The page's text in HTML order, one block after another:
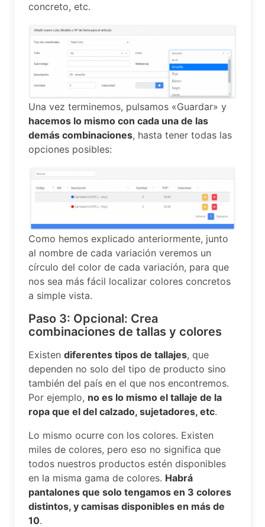
concreto, etc.
Una vez terminemos, pulsamos «Guardar» y
hacemos lo mismo con cada una de las
demás combinaciones, hasta tener todas las
opciones posibles:
Como hemos explicado anteriormente, junto
al nombre de cada variación veremos un
círculo del color de cada variación, para que
nos sea más fácil localizar colores concretos
a simple vista.
Paso 3: Opcional: Crea
combinaciones de tallas y colores
Existen diferentes tipos de tallajes, que
dependen no solo del tipo de producto sino
también del país en el que nos encontremos.
Por ejemplo, no es lo mismo el tallaje de la
ropa que el del calzado, sujetadores, etc.
Lo mismo ocurre con los colores. Existen
miles de colores, pero eso no significa que
todos nuestros productos estén disponibles
en la misma gama de colores. Habrá
pantalones que solo tengamos en 3 colores
distintos, y camisas disponibles en más de
10.